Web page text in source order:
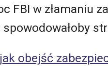
FBI w złamaniu
obejść